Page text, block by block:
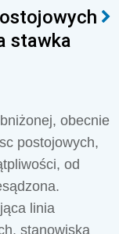
stawka
obecnie
postojowych,
od
linia
stanowiska